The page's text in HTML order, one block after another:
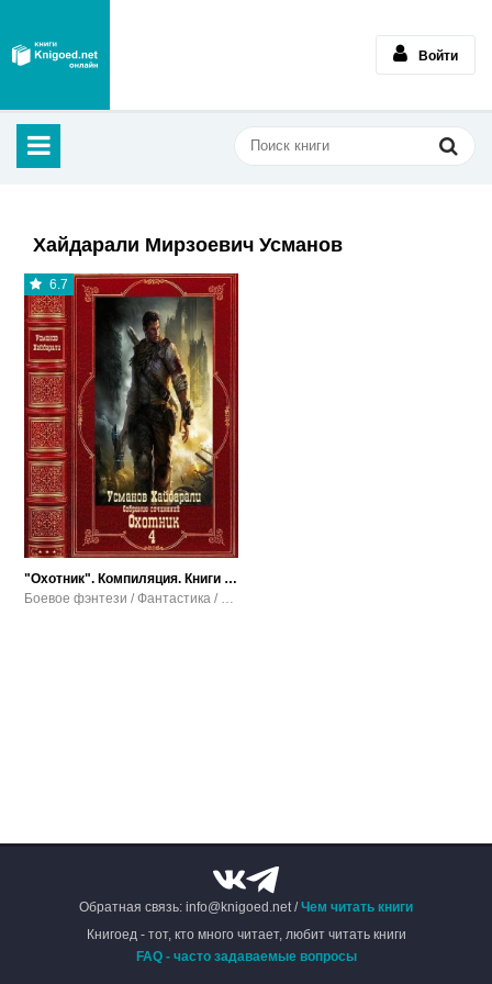
Войти
Хайдарали Мирзоевич Усманов
6.7
"Охотник". Компиляция. Книги 1-12
Боевое фэнтези / Фантастика / Попаданцы / Фэнтези
Обратная связь: info@knigoed.net /Чем читать книги
Книгоед - тот, кто много читает, любит читать книги
FAQ - часто задаваемые вопросы